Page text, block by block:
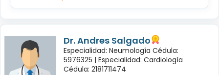
Dr. Andres Salgado
Especialidad: Neumología Cédula:
5976325 | Especialidad: Cardiología
Cédula: 2181711474